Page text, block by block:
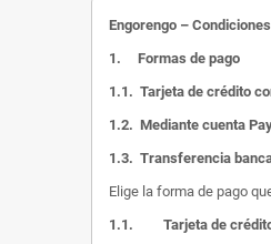
Engorengo –
1. Formas de pago
1.1. Tarjeta de crédito
1.2. Mediante cuenta
1.3. Transferencia
Elige la forma de pago
1.1. Tarjeta de